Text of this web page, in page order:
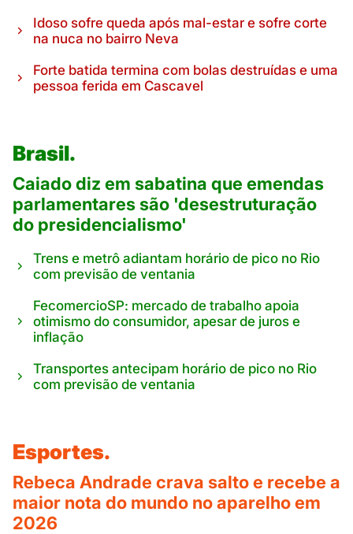
Idoso sofre queda após mal-estar e sofre corte
na nuca no bairro Neva
Forte batida termina com bolas destruídas e uma
pessoa ferida em Cascavel
Brasil.
Caiado diz em sabatina que emendas
parlamentares são 'desestruturação
do presidencialismo'
Trens e metrô adiantam horário de pico no Rio
com previsão de ventania
FecomercioSP: mercado de trabalho apoia
otimismo do consumidor, apesar de juros e
inflação
Transportes antecipam horário de pico no Rio
com previsão de ventania
Esportes.
Rebeca Andrade crava salto e recebe a
maior nota do mundo no aparelho em
2026